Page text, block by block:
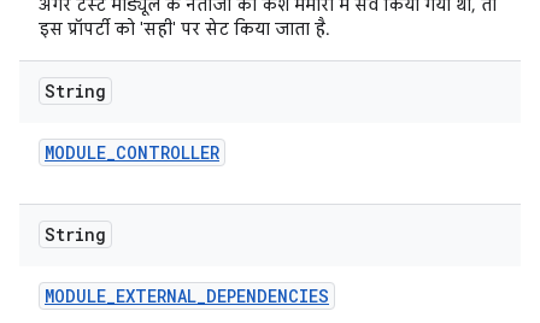
अगर टेस्ट मॉड्यूल के नतीजों को कैश मेमोरी में सेव किया गया था, तो
इस प्रॉपर्टी को 'सही' पर सेट किया जाता है.
String
MODULE_CONTROLLER
String
MODULE_EXTERNAL_DEPENDENCIES